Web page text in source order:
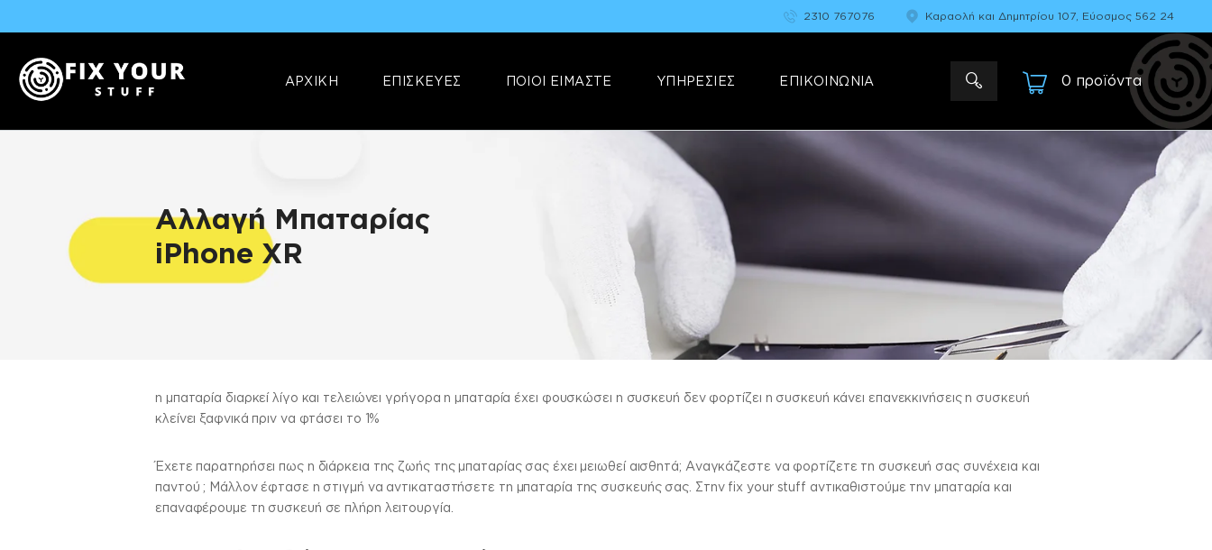
2310 767076 Καραολή και Δημητρίου 107, Εύοσμος 562 24
ΑΡΧΙΚΗ ΕΠΙΣΚΕΥΕΣ ΠΟΙΟΙ ΕΙΜΑΣΤΕ ΥΠΗΡΕΣΙΕΣ ΕΠΙΚΟΙΝΩΝΙΑ 0 προϊόντα-
Επισκευές & Πωλήσεις Ηλεκτρονικών Συσκευών &Αξεσουάρ
Αλλαγή Μπαταρίας
iPhone XR
η μπαταρία διαρκεί λίγο και τελειώνει γρήγορα η μπαταρία έχει φουσκώσει η συσκευή δεν φορτίζει η συσκευή κάνει επανεκκινήσεις η συσκευή
κλείνει ξαφνικά πριν να φτάσει το 1%
Έχετε παρατηρήσει πως η διάρκεια της ζωής της μπαταρίας σας έχει μειωθεί αισθητά; Αναγκάζεστε να φορτίζετε τη συσκευή σας συνέχεια και
παντού ; Μάλλον έφτασε η στιγμή να αντικαταστήσετε τη μπαταρία της συσκευής σας. Στην fix your stuff αντικαθιστούμε την μπαταρία και
επαναφέρουμε τη συσκευή σε πλήρη λειτουργία.